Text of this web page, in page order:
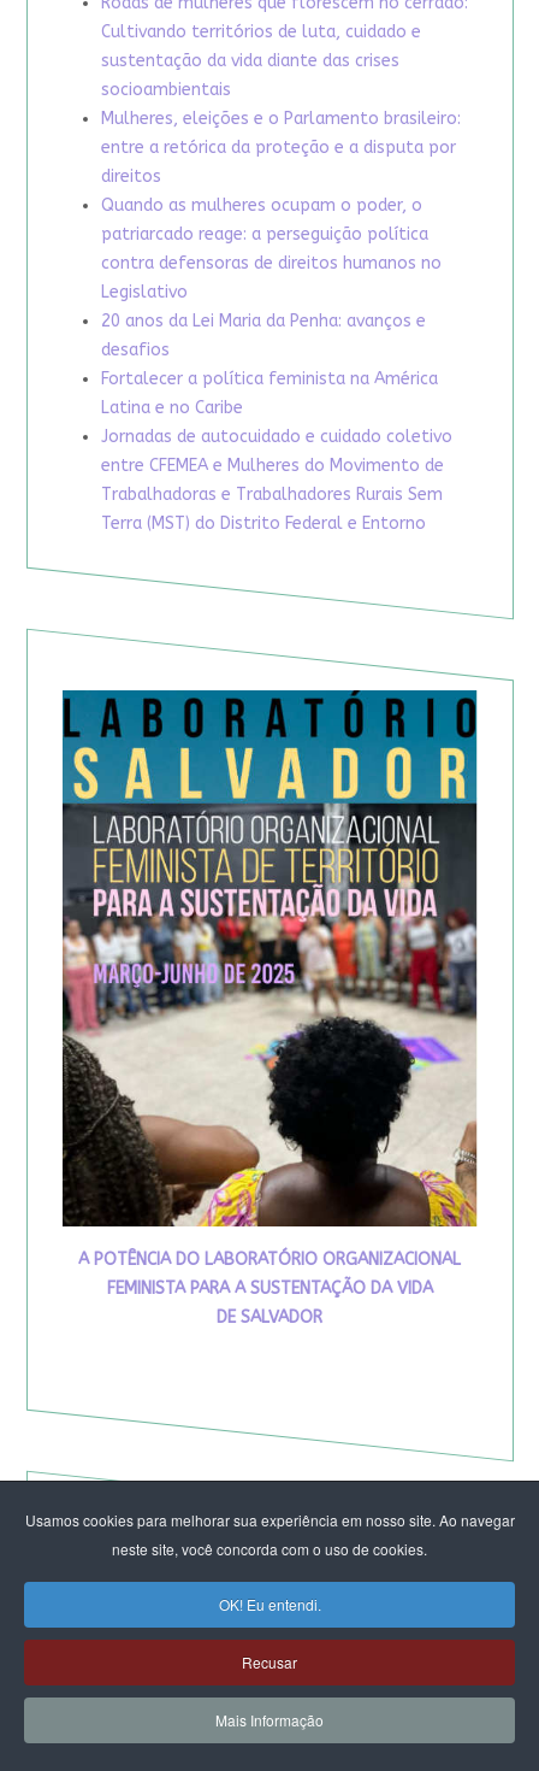
Usamos cookies para melhorar sua experiência em nosso site. Ao navegar
neste site, você concorda com o uso de cookies.
OK! Eu entendi.
Recusar
Mais Informação
Cultivando territórios de luta, cuidado e
sustentação da vida diante das crises
socioambientais
Mulheres, eleições e o Parlamento brasileiro:
entre a retórica da proteção e a disputa por
direitos
Quando as mulheres ocupam o poder, o
patriarcado reage: a perseguição política
contra defensoras de direitos humanos no
Legislativo
20 anos da Lei Maria da Penha: avanços e
desafios
Fortalecer a política feminista na América
Latina e no Caribe
Jornadas de autocuidado e cuidado coletivo
entre CFEMEA e Mulheres do Movimento de
Trabalhadoras e Trabalhadores Rurais Sem
Terra (MST) do Distrito Federal e Entorno
A POTÊNCIA DO LABORATÓRIO ORGANIZACIONAL
FEMINISTA PARA A SUSTENTAÇÃO DA VIDA
DE SALVADOR
VIVA MARIA